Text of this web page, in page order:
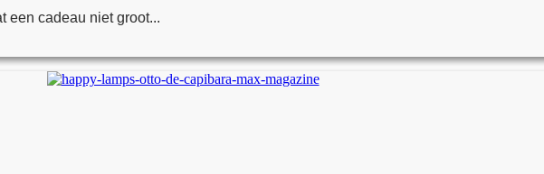
een cadeau niet groot...